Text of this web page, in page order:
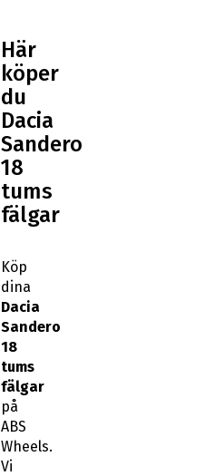
Här
köper
du
Dacia
Sandero
18
tums
fälgar
Köp
dina
Dacia
Sandero
18
tums
fälgar
på
ABS
Wheels.
Vi